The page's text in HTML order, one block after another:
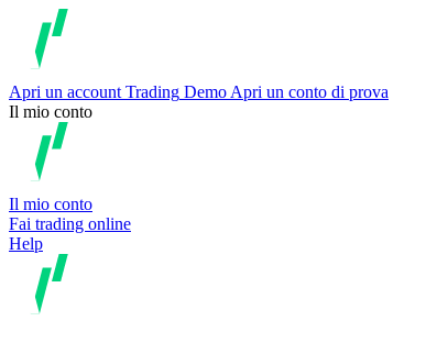
Apri un account Trading Demo Apri un conto di prova
Il mio conto
Il mio conto
Fai trading online
Help